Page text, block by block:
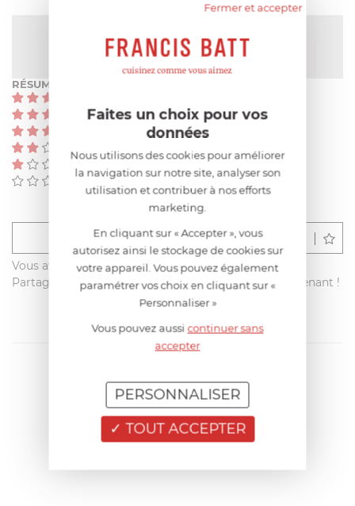
Pas encore de note
RÉSUMÉ
(0)
Déposer un avis
Vous avez acheté ce produit sur francisbatt.com ?
Partagez votre avis avec les autres clients dès maintenant !
Fermer et accepter
Faites un choix pour vos
données
Nous utilisons des cookies pour améliorer
la navigation sur notre site, analyser son
utilisation et contribuer à nos efforts
marketing.
En cliquant sur « Accepter », vous
autorisez ainsi le stockage de cookies sur
votre appareil. Vous pouvez également
paramétrer vos choix en cliquant sur «
Personnaliser »
Vous pouvez aussicontinuer sans
accepter
TOUT ACCEPTER
PERSONNALISER